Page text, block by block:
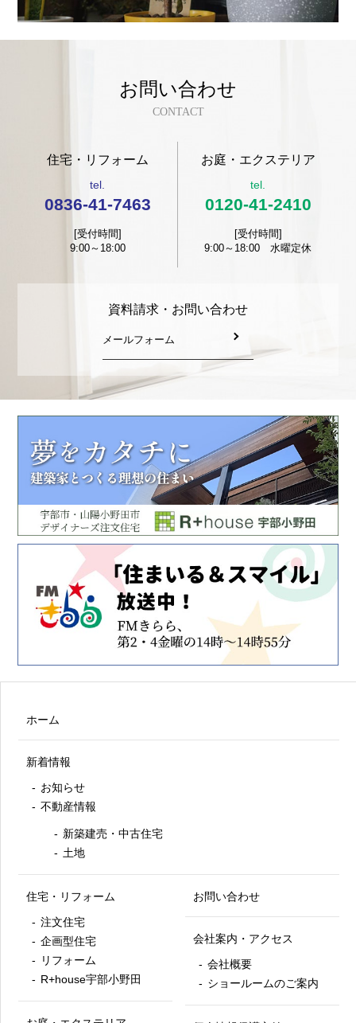
お問い合わせ
CONTACT
住宅・リフォーム
tel.
0836-41-7463
[受付時間]
9:00～18:00
お庭・エクステリア
tel.
0120-41-2410
[受付時間]
9:00～18:00 水曜定休
資料請求・お問い合わせ
メールフォーム
ホーム
新着情報
お知らせ
不動産情報
新築建売・中古住宅
土地
住宅・リフォーム
注文住宅
企画型住宅
リフォーム
R+house宇部小野田
お問い合わせ
会社案内・アクセス
会社概要
ショールームのご案内